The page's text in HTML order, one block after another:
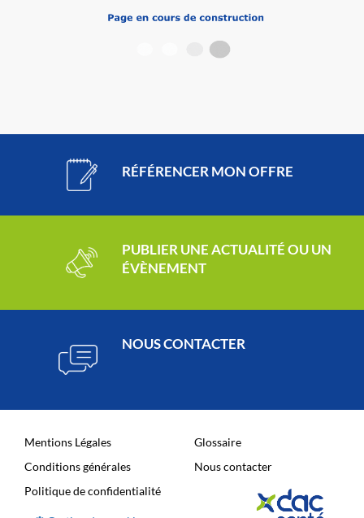
RÉFÉRENCER MON OFFRE
PUBLIER UNE ACTUALITÉ OU UN
ÉVÈNEMENT
NOUS CONTACTER
Mentions Légales
Conditions générales
Politique de confidentialité
Glossaire
Nous contacter